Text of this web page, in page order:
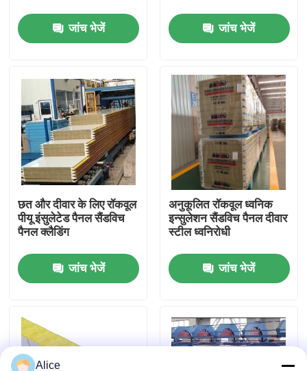
उत्पादों
कारखाना भ्रमण
गुणवत्ता नियंत्रण
एक उद्धरण का अनुरोध करें
इस्पात संरचना भवन
इस्पात संरचना गोदाम
इस्पात संरचना कार्यशाला
जांच भेजें जांच भेजें
छत और दीवार के लिए रॉकवूल
पीयू इंसुलेटेड पैनल सैंडविच
पैनल क्लैडिंग
जांच भेजें
अनुकूलित रॉकवूल ध्वनिक
इन्सुलेशन सैंडविच पैनल दीवार
स्टील ध्वनिरोधी
जांच भेजें
Alice